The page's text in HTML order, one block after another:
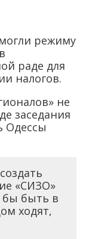
режиму
раде для
налогов.
не
заседания
Одессы
«СИЗО»
бы быть в
ходят,